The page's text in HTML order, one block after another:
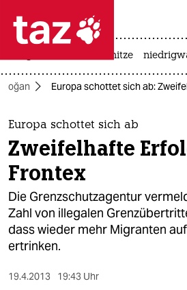
 taz zahl ich
taz zahl ich
themen
politik
öko
gesellschaft
kultur
sport
hitze
Europa schottet sich ab:
Europa schottet sich ab
Zweifelhafte
Frontex
Die Grenzschutzagentur
Zahl von illegalen
dass wieder mehr Migranten
ertrinken.
19.4.2013 19:43 Uhr